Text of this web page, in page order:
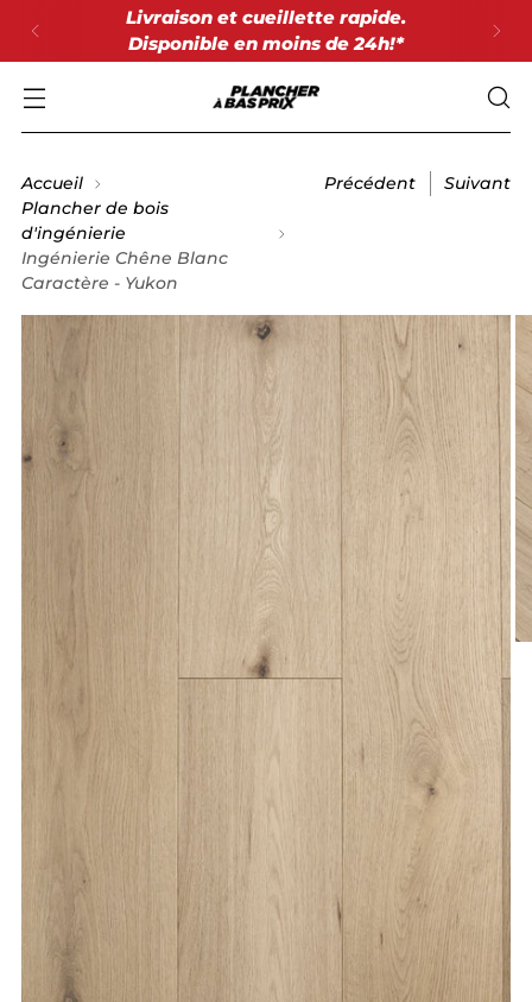
Livraison et cueillette rapide.
Disponible en moins de 24h!*
Accueil
Plancher de bois
d'ingénierie
Ingénierie Chêne Blanc
Caractère - Yukon
Précédent Suivant